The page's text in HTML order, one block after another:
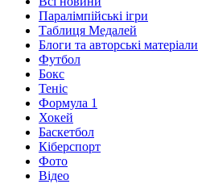
Паралімпійські ігри
Таблиця Медалей
Блоги та авторські матеріали
Футбол
Бокс
Теніс
Формула 1
Хокей
Баскетбол
Кіберспорт
Фото
Відео